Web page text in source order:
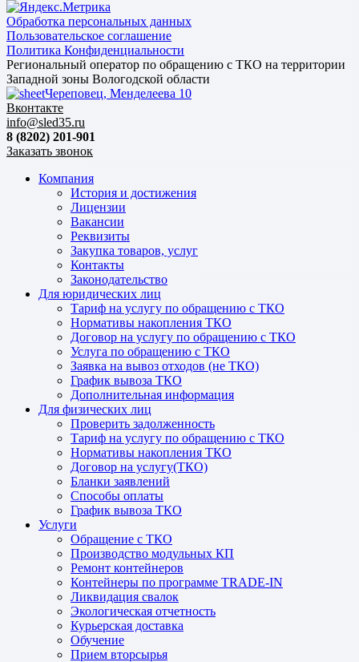
Обработка персональных данных
Пользовательское соглашение
Политика Конфиденциальности
Региональный оператор по обращению с ТКО на территории
Западной зоны Вологодской области
Череповец, Менделеева 10
Вконтакте
info@sled35.ru
8 (8202) 201-901
Заказать звонок
Компания
История и достижения
Лицензии
Вакансии
Реквизиты
Закупка товаров, услуг
Контакты
Законодательство
Для юридических лиц
Тариф на услугу по обращению с ТКО
Нормативы накопления ТКО
Договор на услугу по обращению с ТКО
Услуга по обращению с ТКО
Заявка на вывоз отходов (не ТКО)
График вывоза ТКО
Дополнительная информация
Для физических лиц
Проверить задолженность
Тариф на услугу по обращению с ТКО
Нормативы накопления ТКО
Договор на услугу(ТКО)
Бланки заявлений
Способы оплаты
График вывоза ТКО
Услуги
Обращение с ТКО
Производство модульных КП
Ремонт контейнеров
Контейнеры по программе TRADE-IN
Ликвидация свалок
Экологическая отчетность
Курьерская доставка
Обучение
Прием вторсырья